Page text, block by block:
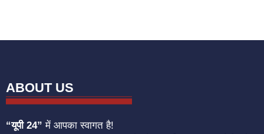
ABOUT US
“यूपी 24” में आपका स्वागत है!